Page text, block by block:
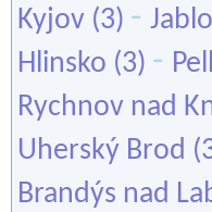
Kyjov (3) -
Hlinsko (3) -
Rychnov nad
Uherský Brod
Brandýs nad